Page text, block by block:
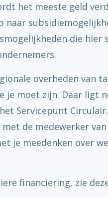
Interactieve
het meeste geld
naar
die hier
overheden van
je moet zijn. Daar ligt
Servicepunt
de medewerker
je meedenken over
financiering, zie